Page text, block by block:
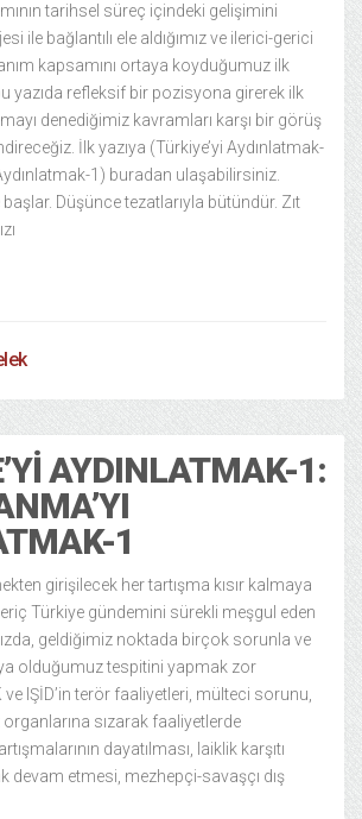
tarihsel süreç içindeki gelişimini
ile bağlantılı ele aldığımız ve ilerici-gerici
kapsamını ortaya koyduğumuz ilk
yazıda refleksif bir pozisyona girerek ilk
denediğimiz kavramları karşı bir görüş
İlk yazıya (Türkiye’yi Aydınlatmak-
Aydınlatmak-1) buradan ulaşabilirsiniz.
Düşünce tezatlarıyla bütündür. Zıt
AYDINLATMAK-1:
1
girişilecek her tartışma kısır kalmaya
Türkiye gündemini sürekli meşgul eden
geldiğimiz noktada birçok sorunla ve
olduğumuz tespitini yapmak zor
IŞİD’in terör faaliyetleri, mülteci sorunu,
sızarak faaliyetlerde
dayatılması, laiklik karşıtı
devam etmesi, mezhepçi-savaşçı dış